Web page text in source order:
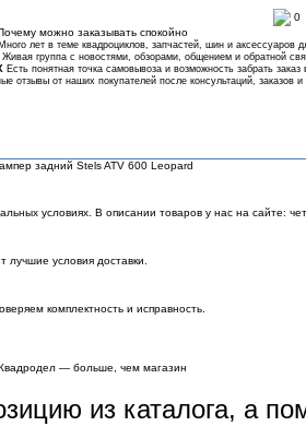
0
можно заказывать спокойно
Много лет в теме квадроциклов, запчастей, шин и аксессуаров
Живая группа с новостями, обзорами, общением и обратной
Есть понятная точка самовывоза и возможность забрать заказ
отзывы от наших покупателей после консультаций, заказов и
задний Stels ATV 600 Leopard
условиях. В описании товаров у нас на сайте:
лучшие условия доставки.
комплектность и исправность.
Квадродел — больше, чем магазин
из каталога, а